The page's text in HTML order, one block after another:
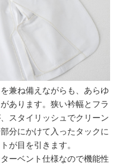
兼ね備えながらも、あらゆ
あります。狭い衿幅とフラ
スタイリッシュでクリーン
分にかけて入ったタックに
が目を引きます。
ーベント仕様なので機能性